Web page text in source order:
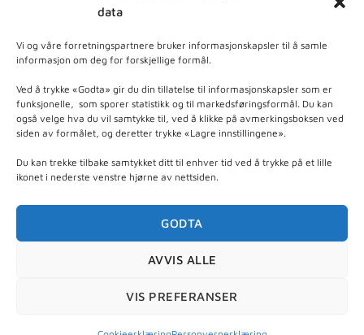
data
Vi og våre forretningspartnere bruker informasjonskapsler til å samle
informasjon om deg for forskjellige formål.
Ved å trykke «Godta» gir du din tillatelse til informasjonskapsler som er
funksjonelle, som sporer statistikk og til markedsføringsformål. Du kan
også velge hva du vil samtykke til, ved å klikke på avmerkingsboksen ved
siden av formålet, og deretter trykke «Lagre innstillingene».
Du kan trekke tilbake samtykket ditt til enhver tid ved å trykke på et lille
ikonet i nederste venstre hjørne av nettsiden.
GODTA
AVVIS ALLE
VIS PREFERANSER
- Basert på103anmeldelser